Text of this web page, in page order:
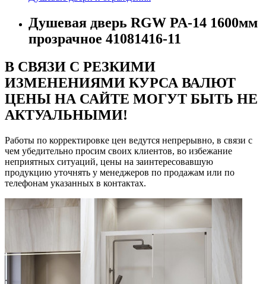
Душевая дверь RGW PA-14 1600мм
прозрачное 41081416-11
В СВЯЗИ С РЕЗКИМИ
ИЗМЕНЕНИЯМИ КУРСА ВАЛЮТ
ЦЕНЫ НА САЙТЕ МОГУТ БЫТЬ НЕ
АКТУАЛЬНЫМИ!
Работы по корректировке цен ведутся непрерывно, в связи с
чем убедительно просим своих клиентов, во избежание
неприятных ситуаций, цены на заинтересовавшую
продукцию уточнять у менеджеров по продажам или по
телефонам указанных в контактах.